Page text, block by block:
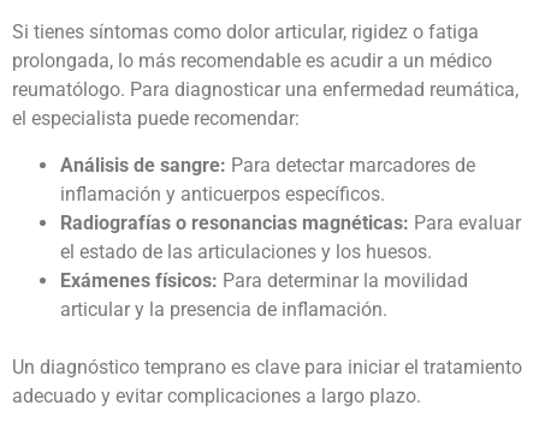
Si tienes síntomas como dolor articular, rigidez o fatiga
prolongada, lo más recomendable es acudir a un médico
reumatólogo. Para diagnosticar una enfermedad reumática,
el especialista puede recomendar:
Análisis de sangre: Para detectar marcadores de
inflamación y anticuerpos específicos.
Radiografías o resonancias magnéticas: Para evaluar
el estado de las articulaciones y los huesos.
Exámenes físicos: Para determinar la movilidad
articular y la presencia de inflamación.
Un diagnóstico temprano es clave para iniciar el tratamiento
adecuado y evitar complicaciones a largo plazo.